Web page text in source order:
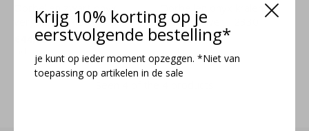
Krijg 10% korting op je
eerstvolgende bestelling*
je kunt op ieder moment opzeggen. *Niet van
toepassing op artikelen in de sale
Oorbellen zwart onyx
verguld - 2345
€44,95
Oorbellen onyx kralen
sterling zilver - 2330
€36,95